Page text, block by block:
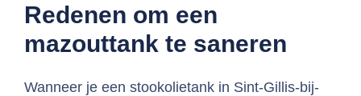
Redenen om een
mazouttank te saneren
Wanneer je een stookolietank in Sint-Gillis-bij-